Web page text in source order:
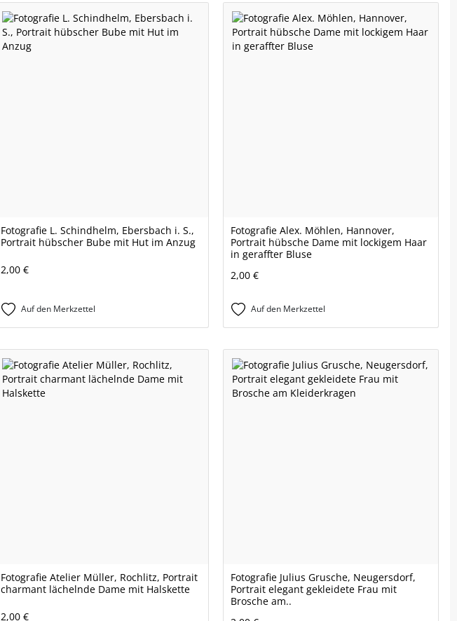
Fotografie L. Schindhelm, Ebersbach i. S.,
Portrait hübscher Bube mit Hut im Anzug
2,00 €
Auf den Merkzettel
Fotografie Alex. Möhlen, Hannover,
Portrait hübsche Dame mit lockigem Haar
in geraffter Bluse
2,00 €
Auf den Merkzettel
Fotografie Atelier Müller, Rochlitz, Portrait
charmant lächelnde Dame mit Halskette
2,00 €
Fotografie Julius Grusche, Neugersdorf,
Portrait elegant gekleidete Frau mit
Brosche am..